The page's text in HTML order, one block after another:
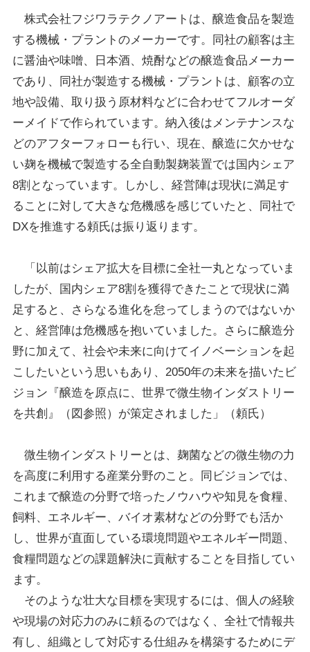
株式会社フジワラテクノアートは、醸造食品を製造
する機械・プラントのメーカーです。同社の顧客は主
に醤油や味噌、日本酒、焼酎などの醸造食品メーカー
であり、同社が製造する機械・プラントは、顧客の立
地や設備、取り扱う原材料などに合わせてフルオーダ
ーメイドで作られています。納入後はメンテナンスな
どのアフターフォローも行い、現在、醸造に欠かせな
い麹を機械で製造する全自動製麹装置では国内シェア
8割となっています。しかし、経営陣は現状に満足す
ることに対して大きな危機感を感じていたと、同社で
DXを推進する頼氏は振り返ります。
「以前はシェア拡大を目標に全社一丸となっていま
したが、国内シェア8割を獲得できたことで現状に満
足すると、さらなる進化を怠ってしまうのではないか
と、経営陣は危機感を抱いていました。さらに醸造分
野に加えて、社会や未来に向けてイノベーションを起
こしたいという思いもあり、2050年の未来を描いたビ
ジョン『醸造を原点に、世界で微生物インダストリー
を共創』（図参照）が策定されました」（頼氏）
微生物インダストリーとは、麹菌などの微生物の力
を高度に利用する産業分野のこと。同ビジョンでは、
これまで醸造の分野で培ったノウハウや知見を食糧、
飼料、エネルギー、バイオ素材などの分野でも活か
し、世界が直面している環境問題やエネルギー問題、
食糧問題などの課題解決に貢献することを目指してい
ます。
そのような壮大な目標を実現するには、個人の経験
や現場の対応力のみに頼るのではなく、全社で情報共
有し、組織として対応する仕組みを構築するためにデ